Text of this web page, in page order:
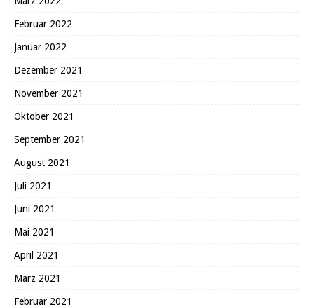
Februar 2022
Januar 2022
Dezember 2021
November 2021
Oktober 2021
September 2021
August 2021
Juli 2021
Juni 2021
Mai 2021
April 2021
März 2021
Februar 2021